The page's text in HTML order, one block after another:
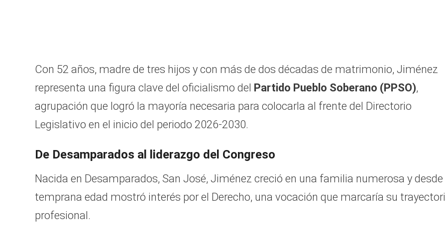
Con 52 años, madre de tres hijos y con más de dos décadas de matrimonio, Jiménez
representa una figura clave del oficialismo del Partido Pueblo Soberano (PPSO),
agrupación que logró la mayoría necesaria para colocarla al frente del Directorio
Legislativo en el inicio del periodo 2026-2030.
De Desamparados al liderazgo del Congreso
Nacida en Desamparados, San José, Jiménez creció en una familia numerosa y desde
temprana edad mostró interés por el Derecho, una vocación que marcaría su
profesional.